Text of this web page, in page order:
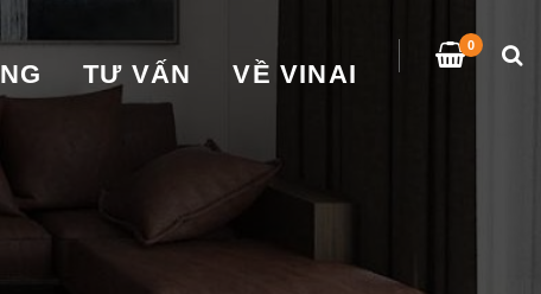
TƯ VẤN VỀ VINAI
0